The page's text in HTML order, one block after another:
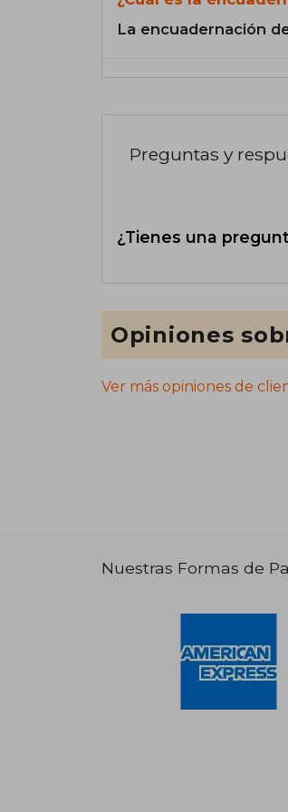
La encuadernación
Preguntas y
¿Tienes una
Opiniones
Ver más opiniones de
Nuestras Formas de